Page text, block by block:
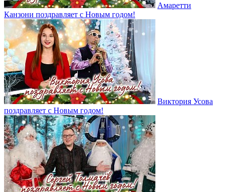
Амаретти
Канзони поздравляет с Новым годом!
Виктория Усова
поздравляет с Новым годом!